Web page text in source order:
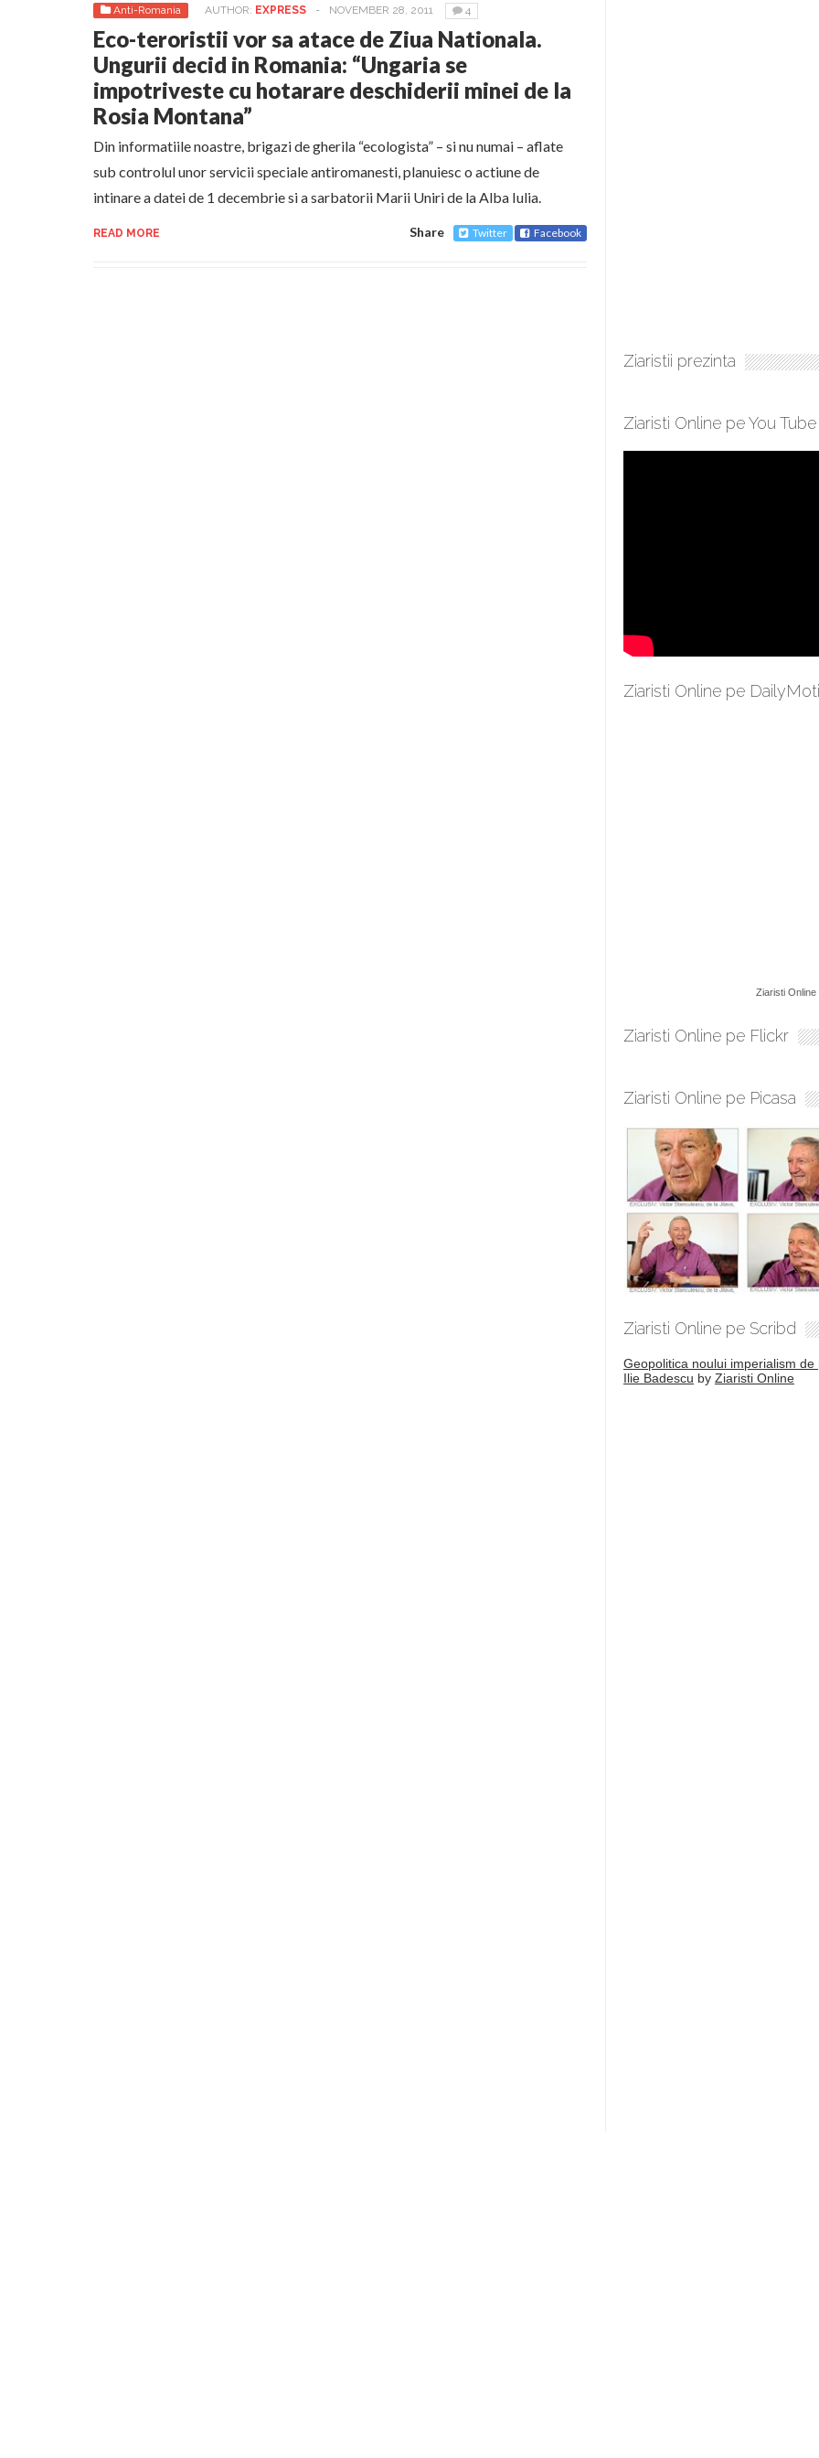
Anti-Romania AUTHOR: EXPRESS - NOVEMBER 28, 2011 4
Eco-teroristii vor sa atace de Ziua Nationala.
Ungurii decid in Romania: “Ungaria se
impotriveste cu hotarare deschiderii minei de la
Rosia Montana”
Din informatiile noastre, brigazi de gherila “ecologista” – si nu numai – aflate
sub controlul unor servicii speciale antiromanesti, planuiesc o actiune de
intinare a datei de 1 decembrie si a sarbatorii Marii Uniri de la Alba Iulia.
READ MORE Share Twitter Facebook
Ziaristii prezinta
Ziaristi Online pe You Tube
Ziaristi Online pe
Ziaristi Online
Ziaristi Online pe Flickr
Ziaristi Online pe Picasa
Ziaristi Online pe Scribd
Geopolitica noului imperialism de
Ilie Badescu by Ziaristi Online